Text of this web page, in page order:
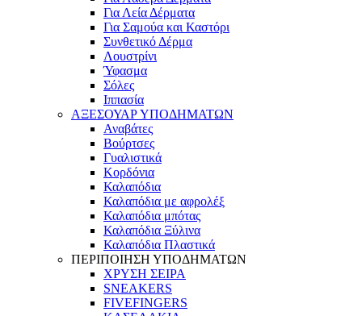
Για Λεία Δέρματα
Για Σαμούα και Καστόρι
Συνθετικό Δέρμα
Λουστρίνι
Ύφασμα
Σόλες
Ιππασία
ΑΞΕΣΟΥΑΡ ΥΠΟΔΗΜΑΤΩΝ
Αναβάτες
Βούρτσες
Γυαλιστικά
Κορδόνια
Καλαπόδια
Καλαπόδια με αφρολέξ
Καλαπόδια μπότας
Καλαπόδια Ξύλινα
Καλαπόδια Πλαστικά
ΠΕΡΙΠΟΙΗΣΗ ΥΠΟΔΗΜΑΤΩΝ
ΧΡΥΣΗ ΣΕΙΡΑ
SNEAKERS
FIVEFINGERS